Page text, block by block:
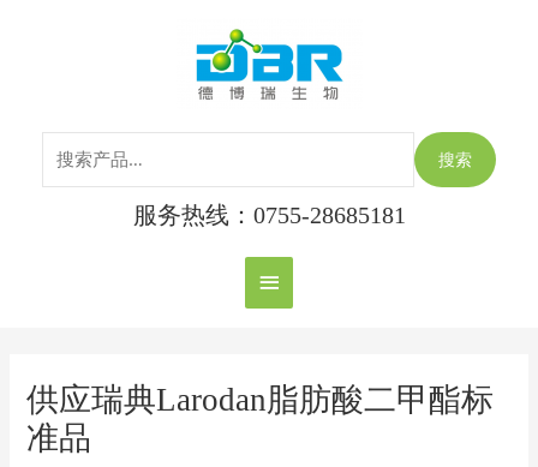
主
菜
单
搜索
服务热线：0755-28685181
供应瑞典Larodan脂肪酸二甲酯标
准品